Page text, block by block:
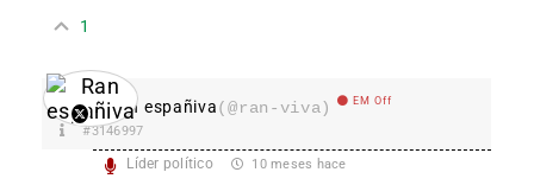
1
Ran españiva(@ran-viva) EM Off
#3146997
Líder político 10 meses hace